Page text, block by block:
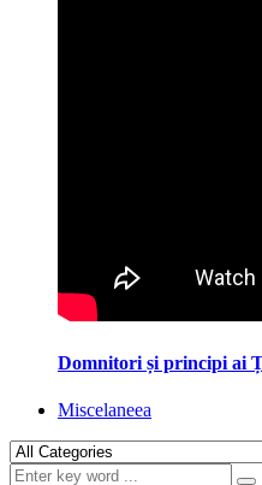
Domnitori și principi ai
Miscelaneea